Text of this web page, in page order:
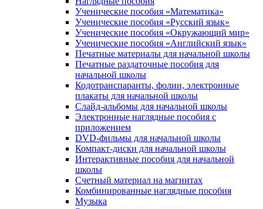
Ученические пособия «Математика»
Ученические пособия «Русский язык»
Ученические пособия «Окружающий мир»
Ученические пособия «Английский язык»
Печатные материалы для начальной школы
Печатные раздаточные пособия для
начальной школы
Кодотранспаранты, фолии, электронные
плакаты для начальной школы
Слайд-альбомы для начальной школы
Электронные наглядные пособия с
приложением
DVD-фильмы для начальной школы
Компакт-диски для начальной школы
Интерактивные пособия для начальной
школы
Счетный материал на магнитах
Комбинированные наглядные пособия
Музыка